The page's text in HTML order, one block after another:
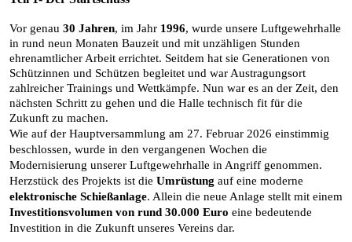
Vor genau 30 Jahren, im Jahr 1996, wurde unsere Luftgewehrhalle
in rund neun Monaten Bauzeit und mit unzähligen Stunden
ehrenamtlicher Arbeit errichtet. Seitdem hat sie Generationen von
Schützinnen und Schützen begleitet und war Austragungsort
zahlreicher Trainings und Wettkämpfe. Nun war es an der Zeit, den
nächsten Schritt zu gehen und die Halle technisch fit für die
Zukunft zu machen.
Wie auf der Hauptversammlung am 27. Februar 2026 einstimmig
beschlossen, wurde in den vergangenen Wochen die
Modernisierung unserer Luftgewehrhalle in Angriff genommen.
Herzstück des Projekts ist die Umrüstung
elektronische Schießanlage
Investitionsvolumen von rund 30.000 Euro eine bedeutende
Investition in die Zukunft unseres Vereins dar.